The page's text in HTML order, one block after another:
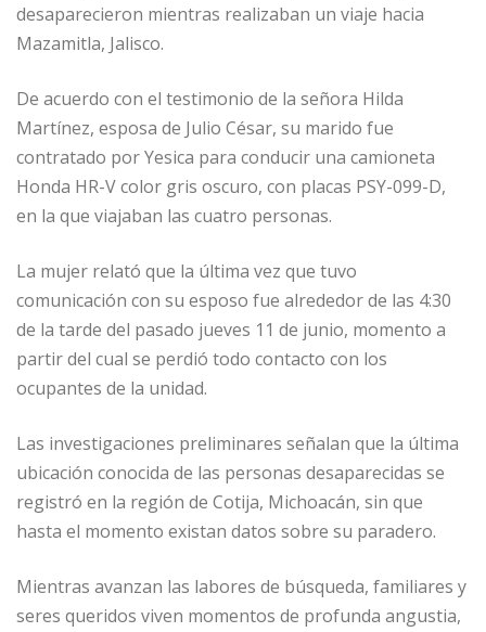
desaparecieron mientras realizaban un viaje hacia
Mazamitla, Jalisco.
De acuerdo con el testimonio de la señora Hilda
Martínez, esposa de Julio César, su marido fue
contratado por Yesica para conducir una camioneta
Honda HR-V color gris oscuro, con placas PSY-099-D,
en la que viajaban las cuatro personas.
La mujer relató que la última vez que tuvo
comunicación con su esposo fue alrededor de las 4:30
de la tarde del pasado jueves 11 de junio, momento a
partir del cual se perdió todo contacto con los
ocupantes de la unidad.
Las investigaciones preliminares señalan que la última
ubicación conocida de las personas desaparecidas se
registró en la región de Cotija, Michoacán, sin que
hasta el momento existan datos sobre su paradero.
Mientras avanzan las labores de búsqueda, familiares y
seres queridos viven momentos de profunda angustia,